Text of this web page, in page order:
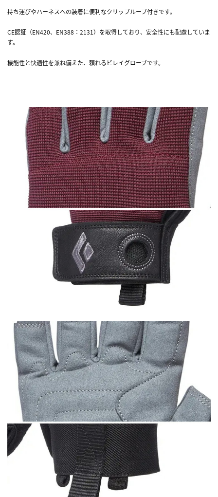
持ち運びやハーネスへの装着に便利なクリップループ付きです。
CE認証（EN420、EN388：2131）を取得しており、安全性にも配慮していま
す。
機能性と快適性を兼ね備えた、頼れるビレイグローブです。